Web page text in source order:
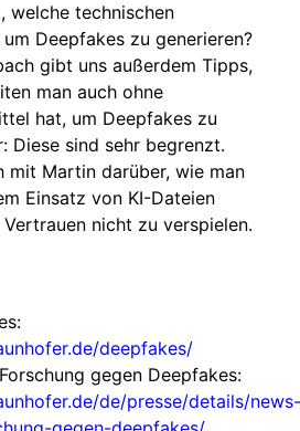
welche technischen
Deepfakes zu generieren?
gibt uns außerdem Tipps,
man auch ohne
hat, um Deepfakes zu
Diese sind sehr begrenzt.
mit Martin darüber, wie man
Einsatz von KI-Dateien
nicht zu verspielen.
deepfakes/
gegen Deepfakes:
de/presse/details/news-